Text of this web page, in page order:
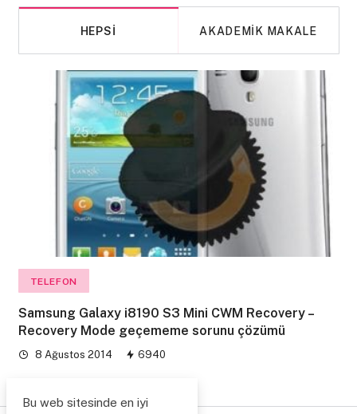
HEPSI AKADEMIK MAKALE
TELEFON
Samsung Galaxy i8190 S3 Mini CWM Recovery –
Recovery Mode geçememe sorunu çözümü
8 Ağustos 2014 6940
Bu web sitesinde en iyi